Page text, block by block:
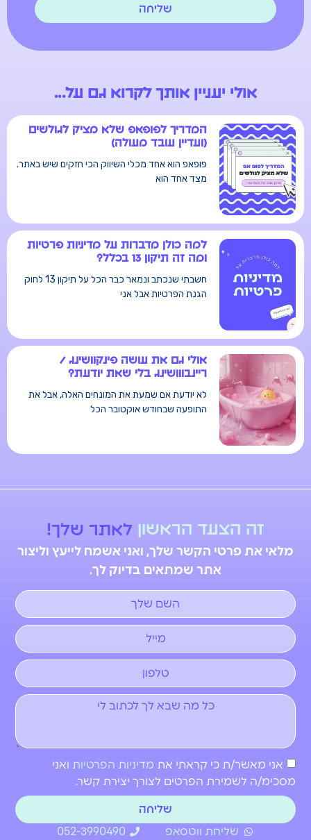
שליחה
אולי יעניין אותך לקרוא גם על...
המדריך לפופאפ שלא מציק לגולשים
(ועדיין עובד מעולה)
פופאפ הוא אחד מכלי השיווק הכי חזקים שיש באתר.
מצד אחד הוא
למה כולן מדברות על מדיניות פרטיות
ומה זה תיקון 13 בכלל?
חשבתי שנכתב ונמאר כבר הכל על תיקון 13 לחוק
הגנת הפרטיות אבל אני
אולי גם את עושה פינקוושינג /
ריינבווושינג בלי שאת יודעת?
לא יודעת אם שמעת את המונחים האלה, אבל את
התופעה שבחודש אוקטובר הכל
זה הצעד הראשון לאתר שלך!
מלאי את פרטי הקשר שלך, ואני אשמח לייעץ וליצור
אתר שמתאים בדיוק לך.
אני מאשר/ת כי קראתי את מדיניות הפרטיות ואני
מסכימ/ה לשמירת הפרטים לצורך יצירת קשר.
שליחה
שליחת ווטסאפ
052-3990490